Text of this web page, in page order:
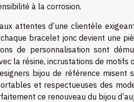
à la corrosion.
attentes d’une clientèle
bracelet jonc devient une
de personnalisation sont
la résine, incrustations de motifs
bijou de référence
et respectueuses des
ce renouveau du bijou